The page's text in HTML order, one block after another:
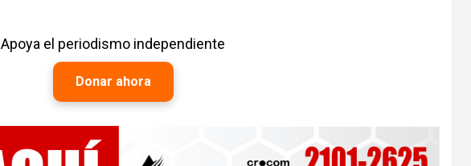
Apoya el periodismo independiente
Donar ahora